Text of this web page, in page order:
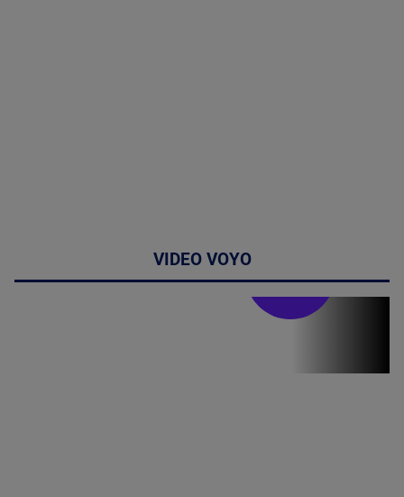
VIDEO VOYO
Doctor de